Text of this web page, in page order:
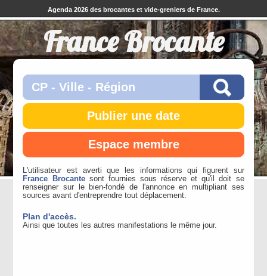
Agenda 2026 des brocantes et vide-greniers de France.
France Brocante
Publier une date
Espace membre
L'utilisateur est averti que les informations qui figurent sur
France Brocantesont fournies sous réserve et qu'il doit se
renseigner sur le bien-fondé de l'annonce en multipliant ses
sources avant d'entreprendre tout déplacement.
Plan d'accès.
Ainsi que toutes les autres manifestations le même jour.